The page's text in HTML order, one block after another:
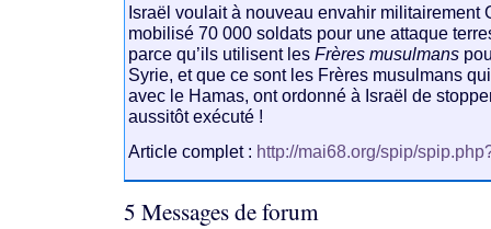
Israël voulait à nouveau envahir militairement
mobilisé 70 000 soldats pour une attaque
parce qu’ils utilisent lesFrères musulmans
Syrie, et que ce sont les Frères musulmans
avec le Hamas, ont ordonné à Israël de
aussitôt exécuté !
Article complet : http://mai68.org/spip/
5 Messages de forum